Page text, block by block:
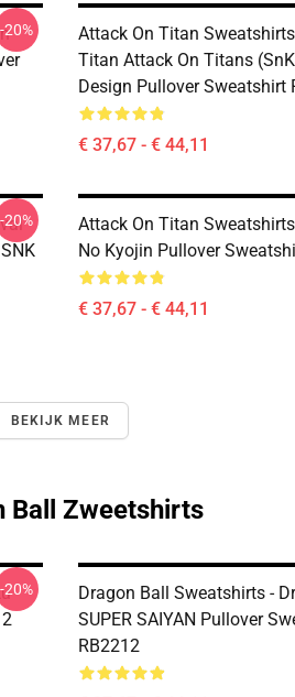
-20%
Attack On Titan
Titan Attack On Titans
Design Pullover Sweatshirt
€ 37,67 - € 44,11
-20%
Attack On Titan
No Kyojin Pullover
€ 37,67 - € 44,11
BEKIJK MEER
Ball Zweetshirts
-20%
Dragon Ball Sweatshirts -
SUPER SAIYAN Pullover
RB2212